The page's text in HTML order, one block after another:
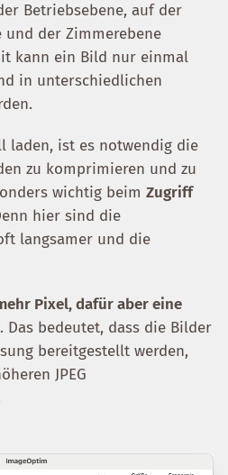
Betriebsebene, auf der
der Zimmerebene
kann ein Bild nur einmal
in unterschiedlichen
laden, ist es notwendig die
zu komprimieren und zu
wichtig beim Zugriff
hier sind die
langsamer und die
Pixel, dafür aber eine
. Das bedeutet, dass die Bilder
bereitgestellt werden,
JPEG